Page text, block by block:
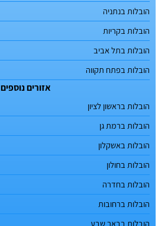
הובלות בנתניה
הובלות בקריות
הובלות בתל אביב
הובלות בפתח תקווה
אזורים נוספים
הובלות בראשון לציון
הובלות ברמת גן
הובלות באשקלון
הובלות בחולון
הובלות בחדרה
הובלות ברחובות
הובלות בבאר שבע